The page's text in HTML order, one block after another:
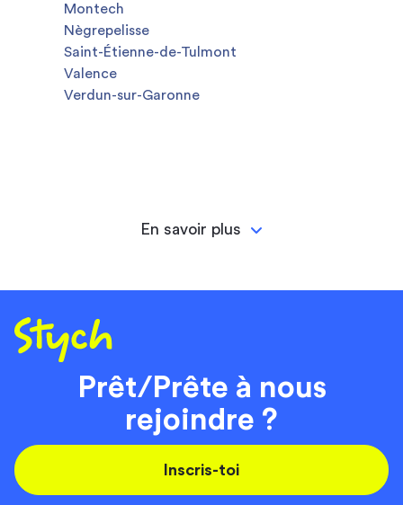
Montech
Nègrepelisse
Saint-Étienne-de-Tulmont
Valence
Verdun-sur-Garonne
En savoir plus
Prêt/Prête à nous
rejoindre ?
Inscris-toi